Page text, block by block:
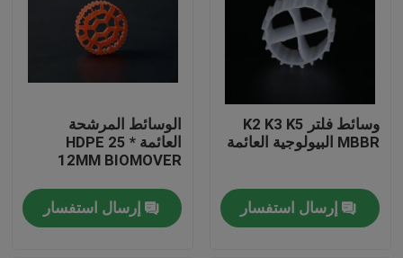
وسائط فلتر K2 K3 K5
MBBR البيولوجية العائمة
إرسال استفسار
الوسائط المرشحة
العائمة HDPE 25 *
12MM BIOMOVER
إرسال استفسار